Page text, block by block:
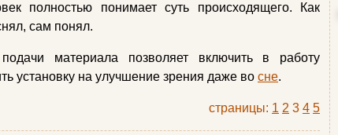
полностью понимает суть происходящего. Как
сам понял.
материала позволяет включить в работу
установку на улучшение зрения даже во сне.
страницы: 1 2 3 4 5